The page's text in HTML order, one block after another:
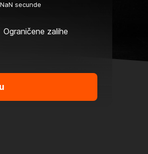
secunde
Ograničene zalihe